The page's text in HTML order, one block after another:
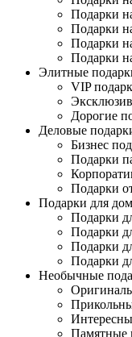
Подарки
Подарки
Подарки
Подарки
Элитные
VIP
Дорогие
Деловые
Бизнес
Подарки
Подарки
Подарки для
Подарки
Подарки
Подарки
Подарки
Необычные
Памятные